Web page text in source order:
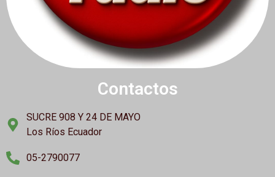
Contactos
SUCRE 908 Y 24 DE MAYO
Los Ríos Ecuador
05-2790077